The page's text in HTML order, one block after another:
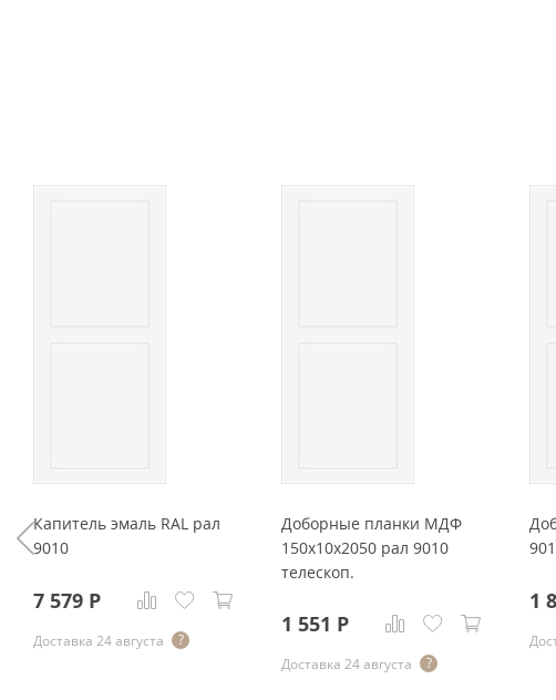
Капитель эмаль RAL рал
9010
7 579 Р
Доставка 24 августа
Доборные планки МДФ
150x10x2050 рал 9010
телескоп.
1 551 Р
Доставка 24 августа
1